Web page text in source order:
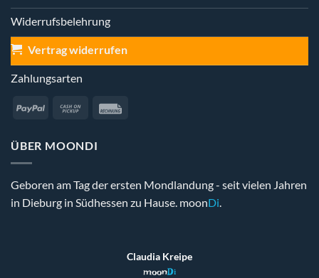
Widerrufsbelehrung
Vertrag widerrufen
Zahlungsarten
PayPal
Cash
Pickup
ÜBER MOONDI
Geboren am Tag der ersten Mondlandung - seit vielen Jahren
in Dieburg in Südhessen zu Hause. moonDi
Claudia Kreipe
moonDi